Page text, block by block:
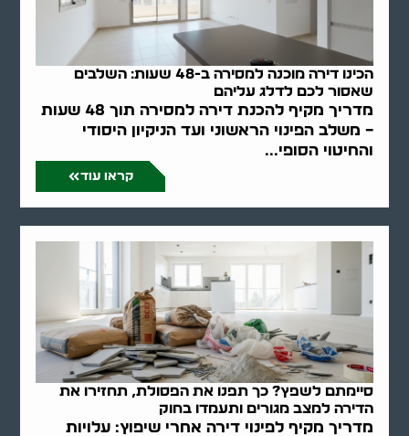
הכינו דירה מוכנה למסירה ב-48 שעות: השלבים
שאסור לכם לדלג עליהם
מדריך מקיף להכנת דירה למסירה תוך 48 שעות
– משלב הפינוי הראשוני ועד הניקיון היסודי
והחיטוי הסופי...
קראו עוד
סיימתם לשפץ? כך תפנו את הפסולת, תחזירו את
הדירה למצב מגורים ותעמדו בחוק
מדריך מקיף לפינוי דירה אחרי שיפוץ: עלויות